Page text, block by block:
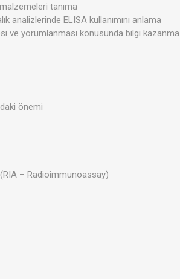
tanıma
analizlerinde ELISA kullanımını anlama
ve yorumlanması konusunda bilgi kazanma
önemi
– Radioimmunoassay)